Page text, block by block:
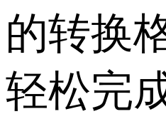
的转换
轻松完